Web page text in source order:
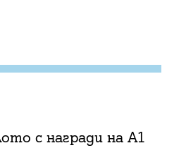
с награди на А1